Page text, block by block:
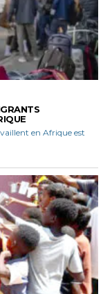
en Afrique est